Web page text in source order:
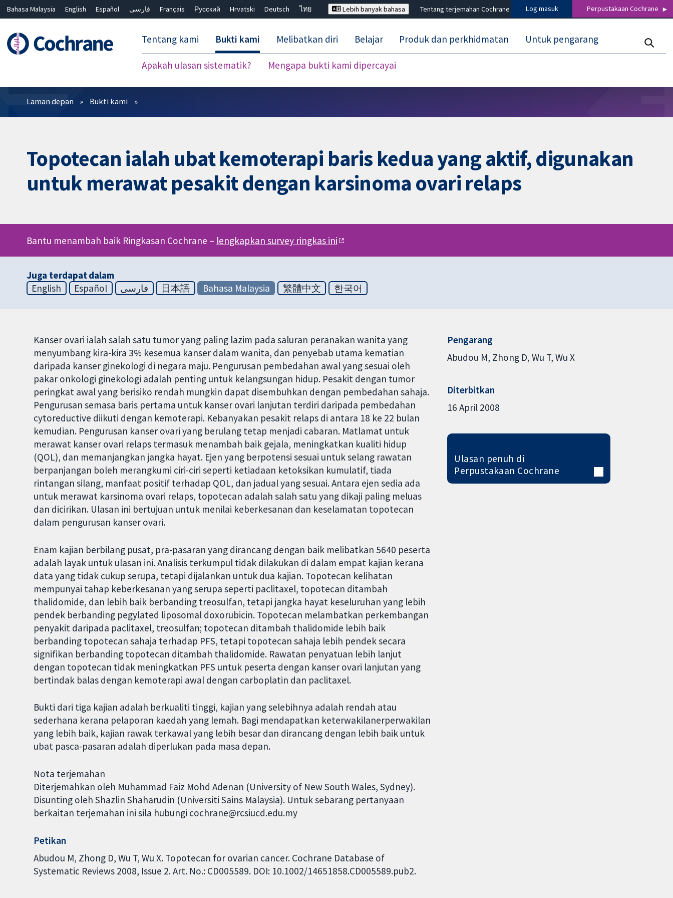
Bahasa Malaysia English Español فارسی Français Русский Hrvatski Deutsch
ไทย
Lebih banyak bahasa Tentang terjemahan Cochrane Log masuk Perpustakaan Cochrane
Tentang kami Bukti kami
Apakah ulasan sistematik? Mengapa bukti kami dipercayai
Melibatkan diri Belajar Produk dan perkhidmatan Untuk pengarang
Penapis
Laman depan Bukti kami
Topotecan ialah ubat kemoterapi baris kedua yang aktif, digunakan
untuk merawat pesakit dengan karsinoma ovari relaps
Bantu menambah baik Ringkasan Cochrane – lengkapkan survey ringkas ini
Juga terdapat dalam
English
Español فارسی 日本語 Bahasa Malaysia 繁體中文 한국어
Kanser ovari ialah salah satu tumor yang paling lazim pada saluran peranakan wanita yang
menyumbang kira-kira 3% kesemua kanser dalam wanita, dan penyebab utama kematian
daripada kanser ginekologi di negara maju. Pengurusan pembedahan awal yang sesuai oleh
pakar onkologi ginekologi adalah penting untuk kelangsungan hidup. Pesakit dengan tumor
peringkat awal yang berisiko rendah mungkin dapat disembuhkan dengan pembedahan sahaja.
Pengurusan semasa baris pertama untuk kanser ovari lanjutan terdiri daripada pembedahan
cytoreductive diikuti dengan kemoterapi. Kebanyakan pesakit relaps di antara 18 ke 22 bulan
kemudian. Pengurusan kanser ovari yang berulang tetap menjadi cabaran. Matlamat untuk
merawat kanser ovari relaps termasuk menambah baik gejala, meningkatkan kualiti hidup
(QOL), dan memanjangkan jangka hayat. Ejen yang berpotensi sesuai untuk selang rawatan
berpanjangan boleh merangkumi ciri-ciri seperti ketiadaan ketoksikan kumulatif, tiada
rintangan silang, manfaat positif terhadap QOL, dan jadual yang sesuai. Antara ejen sedia ada
untuk merawat karsinoma ovari relaps, topotecan adalah salah satu yang dikaji paling meluas
dan dicirikan. Ulasan ini bertujuan untuk menilai keberkesanan dan keselamatan topotecan
dalam pengurusan kanser ovari.
Enam kajian berbilang pusat, pra-pasaran yang dirancang dengan baik melibatkan 5640 peserta
adalah layak untuk ulasan ini. Analisis terkumpul tidak dilakukan di dalam empat kajian kerana
data yang tidak cukup serupa, tetapi dijalankan untuk dua kajian. Topotecan kelihatan
mempunyai tahap keberkesanan yang serupa seperti paclitaxel, topotecan ditambah
thalidomide, dan lebih baik berbanding treosulfan, tetapi jangka hayat keseluruhan yang lebih
pendek berbanding pegylated liposomal doxorubicin. Topotecan melambatkan perkembangan
penyakit daripada paclitaxel, treosulfan; topotecan ditambah thalidomide lebih baik
berbanding topotecan sahaja terhadap PFS, tetapi topotecan sahaja lebih pendek secara
signifikan berbanding topotecan ditambah thalidomide. Rawatan penyatuan lebih lanjut
dengan topotecan tidak meningkatkan PFS untuk peserta dengan kanser ovari lanjutan yang
bertindak balas dengan kemoterapi awal dengan carboplatin dan paclitaxel.
Bukti dari tiga kajian adalah berkualiti tinggi, kajian yang selebihnya adalah rendah atau
sederhana kerana pelaporan kaedah yang lemah. Bagi mendapatkan keterwakilanerperwakilan
yang lebih baik, kajian rawak terkawal yang lebih besar dan dirancang dengan lebih baik untuk
ubat pasca-pasaran adalah diperlukan pada masa depan.
Nota terjemahan
Diterjemahkan oleh Muhammad Faiz Mohd Adenan (University of New South Wales, Sydney).
Disunting oleh Shazlin Shaharudin (Universiti Sains Malaysia). Untuk sebarang pertanyaan
berkaitan terjemahan ini sila hubungi cochrane@rcsiucd.edu.my
Petikan
Abudou M, Zhong D, Wu T, Wu X. Topotecan for ovarian cancer. Cochrane Database of
Systematic Reviews 2008, Issue 2. Art. No.: CD005589. DOI: 10.1002/14651858.CD005589.pub2.
Pengarang
Abudou M Zhong D Wu T Wu X
Diterbitkan
16 April 2008
Ulasan penuh di
Perpustakaan Cochrane